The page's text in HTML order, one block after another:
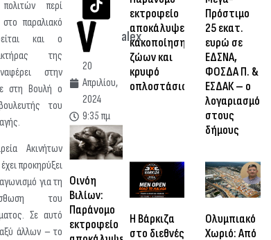
περί
παραλιακό
και ο
της
στην
στη Βουλή ο
του
Ακινήτων
προκηρύξει
για τη
του
Σε αυτό
άλλων – το
alex
20
Απριλίου,
2024
9:35 πμ
Οινόη
Βιλίων:
Παράνομο
εκτροφείο
εκτροφείο
αποκάλυψε
κακοποίηση
ζώων και
κρυφό
οπλοστάσιο
Πρόστιμο
25 εκατ.
ευρώ σε
ΕΔΣΝΑ,
ΦΟΣΔΑ Π. &
ΕΣΔΑΚ – ο
λογαριασμός
στους
δήμους
Η Βάρκιζα
στο διεθνές
Ολυμπιακό
Χωριό: Από